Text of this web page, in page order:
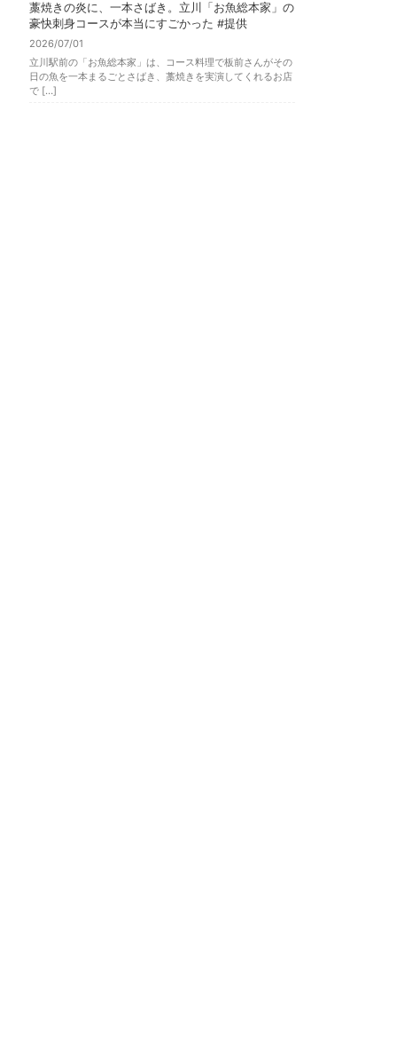
藁焼きの炎に、一本さばき。立川「お魚総本家」の
豪快刺身コースが本当にすごかった #提供
2026/07/01
立川駅前の「お魚総本家」は、コース料理で板前さんがその
日の魚を一本まるごとさばき、藁焼きを実演してくれるお店
で […]